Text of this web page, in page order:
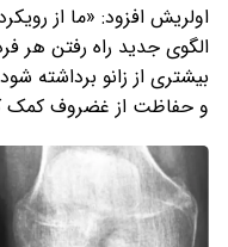
اولریش افزود: «ما از
الگوی جدید راه رفتن هر
بیشتری از زانو
و حفاظت از غضروف کمک